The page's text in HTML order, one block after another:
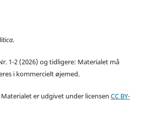
.
1-2 (2026) og tidligere: Materialet må
i kommercielt øjemed.
er udgivet under licensen CC BY-